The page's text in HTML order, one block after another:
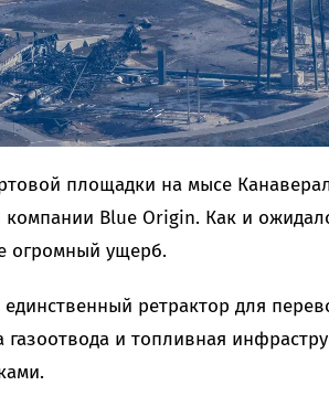
площадки на мысе
компании Blue Origin. Как и
огромный ущерб.
ретрактор для
газоотвода и топливная